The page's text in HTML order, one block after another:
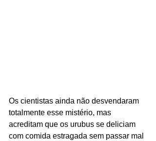
Os cientistas ainda não desvendaram
totalmente esse mistério, mas
acreditam que os urubus se deliciam
com comida estragada sem passar mal